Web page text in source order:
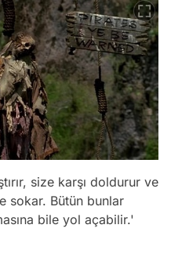
size karşı doldurur ve
sokar. Bütün bunlar
bile yol açabilir.'